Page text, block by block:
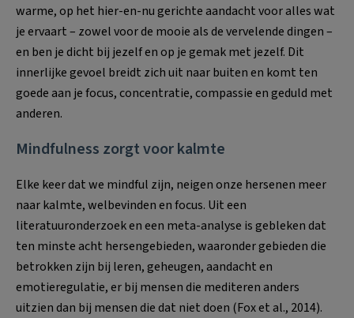
warme, op het hier-en-nu gerichte aandacht voor alles wat
je ervaart – zowel voor de mooie als de vervelende dingen –
en ben je dicht bij jezelf en op je gemak met jezelf. Dit
innerlijke gevoel breidt zich uit naar buiten en komt ten
goede aan je focus, concentratie, compassie en geduld met
anderen.
Mindfulness zorgt voor kalmte
Elke keer dat we mindful zijn, neigen onze hersenen meer
naar kalmte, welbevinden en focus. Uit een
literatuuronderzoek en een meta-analyse is gebleken dat
ten minste acht hersengebieden, waaronder gebieden die
betrokken zijn bij leren, geheugen, aandacht en
emotieregulatie, er bij mensen die mediteren anders
uitzien dan bij mensen die dat niet doen (Fox et al., 2014).